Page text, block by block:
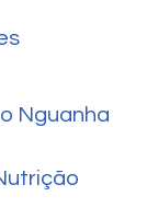
Nguanha